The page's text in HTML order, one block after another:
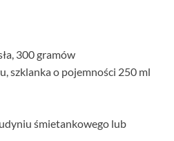
300 gramów
szklanka o pojemności 250 ml
śmietankowego lub